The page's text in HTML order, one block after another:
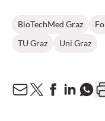
BioTechMed Graz
TU Graz
Uni Graz